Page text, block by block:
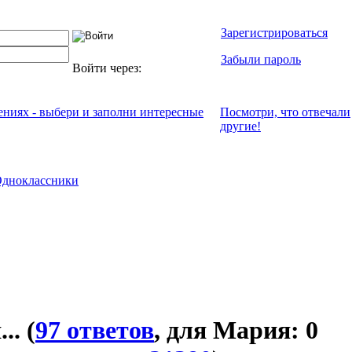
Войти через:
Зарегистрироваться
Забыли пароль
- выбери и заполни интересные
Посмотри, что отвeчали
другие!
(97 ответов, для Мария: 0